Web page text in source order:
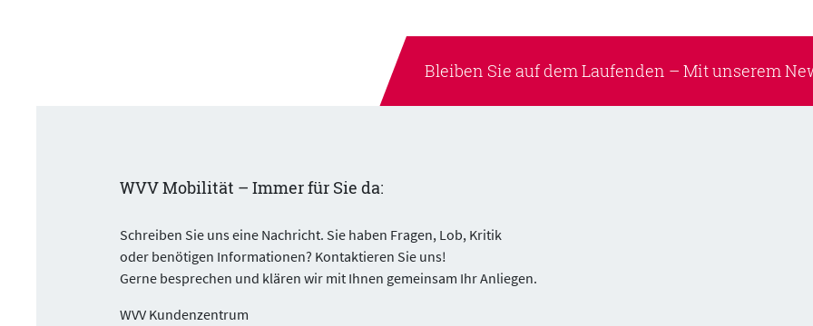
Bleiben Sie auf dem Laufenden – Mit unserem
WVV Mobilität – Immer für Sie da:
Schreiben Sie uns eine Nachricht. Sie haben Fragen, Lob, Kritik
oder benötigen Informationen? Kontaktieren Sie uns!
Gerne besprechen und klären wir mit Ihnen gemeinsam Ihr Anliegen.
WVV Kundenzentrum